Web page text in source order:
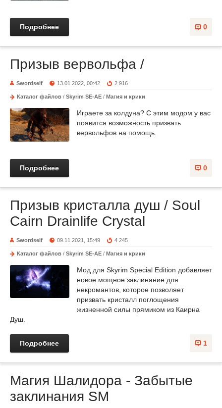
0
Подробнее
Призыв вервольфа /
Swordself 13.01.2022, 00:42 2 916
Каталог файлов / Skyrim SE-AE / Магия и крики
Играете за колдуна? С этим модом у вас
появится возможность призвать
вервольфов на помощь.
0
Подробнее
Призыв кристалла душ / Soul
Cairn Drainlife Crystal
Swordself 09.11.2021, 15:49 4 245
Каталог файлов / Skyrim SE-AE / Магия и крики
Мод для Skyrim Special Edition добавляет
новое мощное заклинание для
некромантов, которое позволяет
призвать кристалл поглощения
жизненной силы прямиком из Каирна
Душ.
1
Подробнее
Магия Шалидора - Забытые
заклинания SM